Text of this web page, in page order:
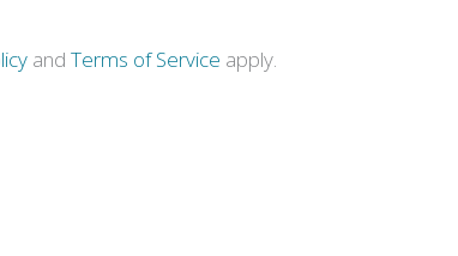
and Terms of Service apply.